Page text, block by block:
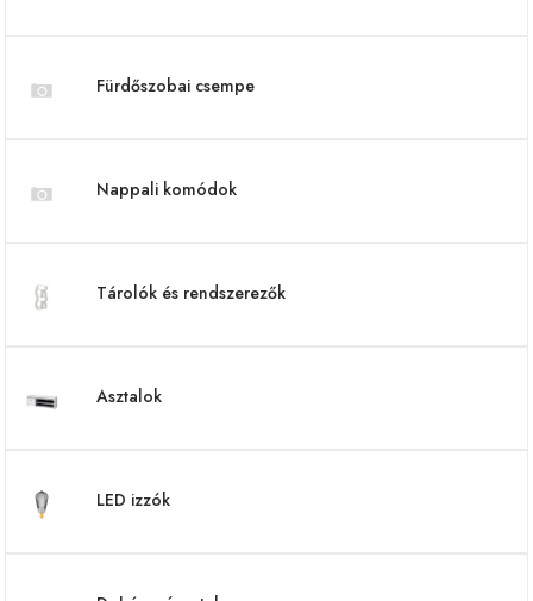
Fürdőszobai csempe
Nappali komódok
Tárolók és rendszerezők
Asztalok
LED izzók